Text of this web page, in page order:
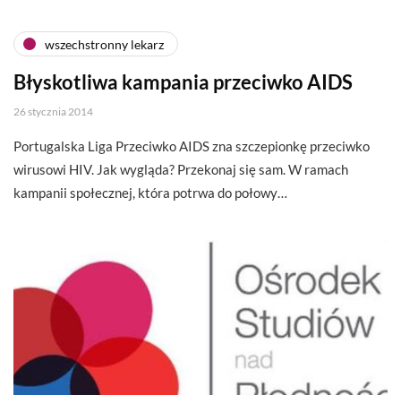
wszechstronny lekarz
Błyskotliwa kampania przeciwko AIDS
26 stycznia 2014
Portugalska Liga Przeciwko AIDS zna szczepionkę przeciwko
wirusowi HIV. Jak wygląda? Przekonaj się sam. W ramach
kampanii społecznej, która potrwa do połowy…